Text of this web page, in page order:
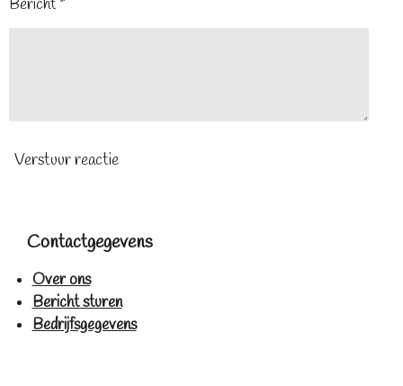
Bericht *
Verstuur reactie
Contactgegevens
Over ons
Bericht sturen
Bedrijfsgegevens